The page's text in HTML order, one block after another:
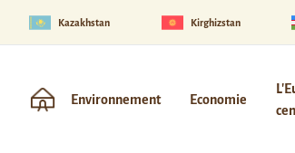
Kazakhstan Kirghizstan
Environnement Economie